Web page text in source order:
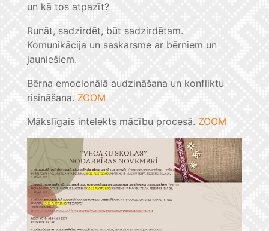
un kā tos atpazīt?
Runāt, sadzirdēt, būt sadzirdētam.
Komunikācija un saskarsme ar bērniem un
jauniešiem.
Bērna emocionālā audzināšana un konfliktu
risināšana. ZOOM
Mākslīgais intelekts mācību procesā. ZOOM